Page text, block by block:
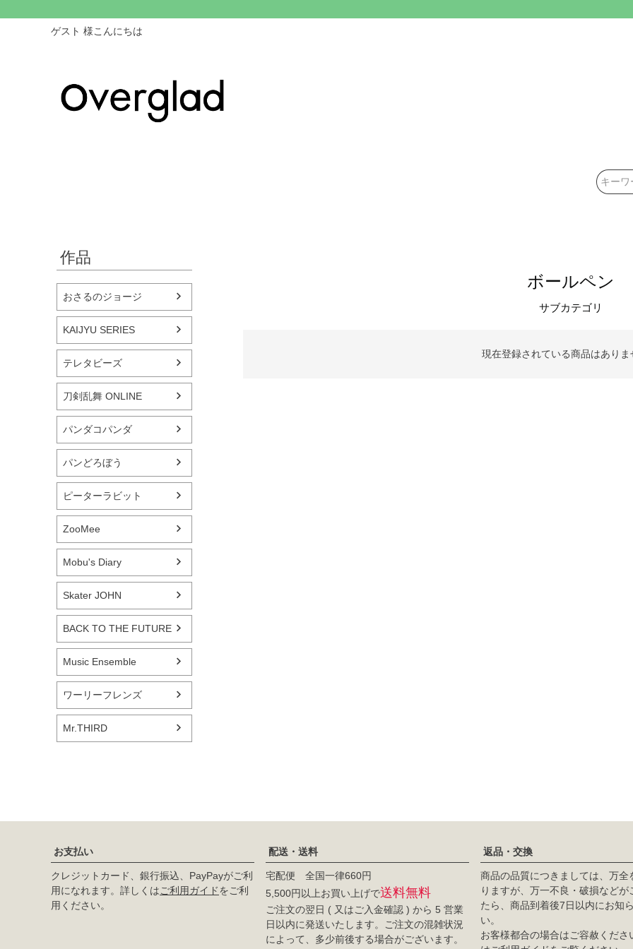
ゲスト 様こんにちは
作品
おさるのジョージ
KAIJYU SERIES
テレタビーズ
刀剣乱舞 ONLINE
パンダコパンダ
パンどろぼう
ピーターラビット
ZooMee
Mobu's Diary
Skater JOHN
BACK TO THE FUTURE
Music Ensemble
ワーリーフレンズ
Mr.THIRD
ボールペン
サブカテゴリ
現在登録されている商品はありま
お支払い
クレジットカード、銀行振込、PayPayがご利
用になれます。詳しくはご利用ガイドをご利
用ください。
配送・送料
宅配便 全国一律660円
5,500円以上お買い上げで送料無料
ご注文の翌日 ( 又はご入金確認 ) から 5 営業
日以内に発送いたします。ご注文の混雑状況
によって、多少前後する場合がございます。
返品・交換
商品の品質につきましては、万全
りますが、万一不良・破損などが
たら、商品到着後7日以内にお知
い。
お客様都合の場合はご容赦くださ